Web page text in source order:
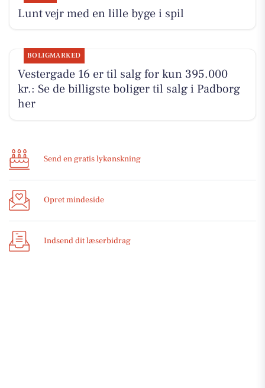
Lunt vejr med en lille byge i spil
BOLIGMARKED
Vestergade 16 er til salg for kun 395.000
kr.: Se de billigste boliger til salg i Padborg
her
Send en gratis lykønskning
Opret mindeside
Indsend dit læserbidrag